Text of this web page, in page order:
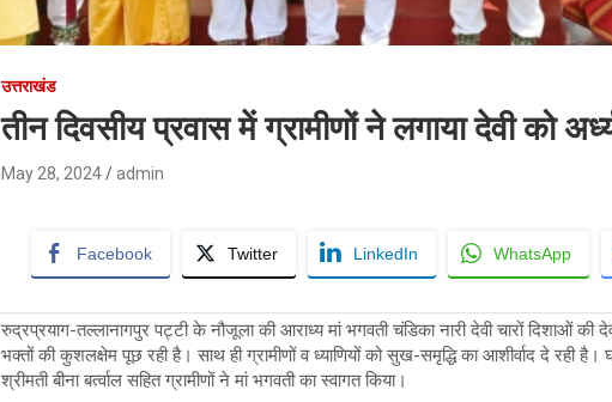
उत्तराखंड
तीन दिवसीय प्रवास में ग्रामीणों ने लगाया देवी को
May 28, 2024 admin
Facebook Twitter LinkedIn WhatsApp
रुद्रप्रयाग-तल्लानागपुर पट्टी के नौजूला की आराध्य मां भगवती चंडिका नारी देवी चारों दिशाओं की
भक्तों की कुशलक्षेम पूछ रही है। साथ ही ग्रामीणों व ध्या​णियों को सुख-समृद्धि का आशीर्वाद दे रही है।
श्रीमती बीना बर्त्वाल सहित ग्रामीणों ने मां भगवती का स्वागत किया।